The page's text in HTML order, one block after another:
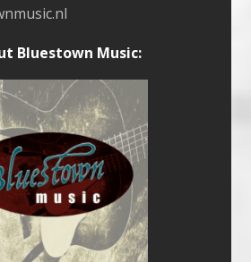
Bluestown Music: